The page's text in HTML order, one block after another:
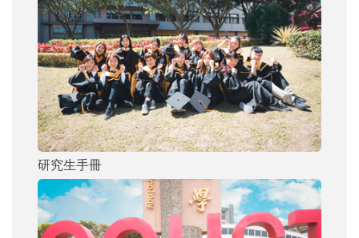
研究生手冊